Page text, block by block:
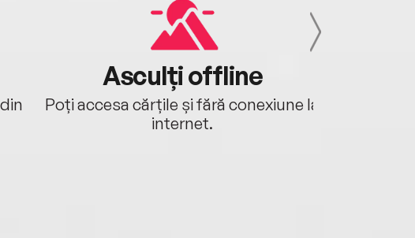
Asculți offline
Poți accesa cărțile și fără conexiune la
internet.